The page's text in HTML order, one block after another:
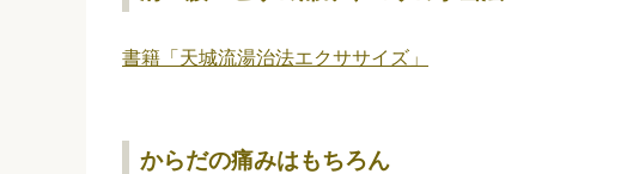
書籍「天城流湯治法エクササイズ」
からだの痛みはもちろん